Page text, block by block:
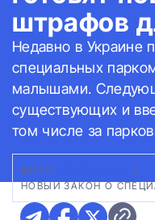
штрафов
Недавно в Украине
специальных
малышами.
существующих и
том числе за
ФОТО:
НОВЫЙ ЗАКОН О